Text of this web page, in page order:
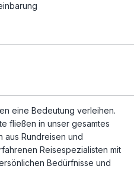
eine Bedeutung verleihen.
fließen in unser gesamtes
aus Rundreisen und
Reisespezialisten mit
Bedürfnisse und